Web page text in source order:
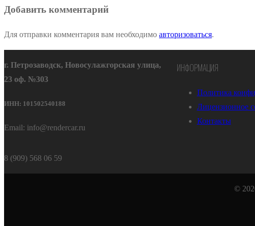
Добавить комментарий
Для отправки комментария вам необходимо авторизоваться.
г. Петрозаводск, Новосулажгорская улица,
23 оф. №303
ИНН: 101502540188
Email: info@rendercar.ru
8 (909) 568 06 59
ИНФОРМАЦИЯ
Политика
Лицензионное
Контакты
©